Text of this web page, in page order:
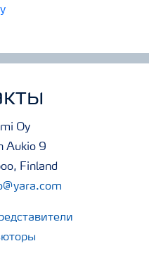
Oy
Aukio 9
Finland